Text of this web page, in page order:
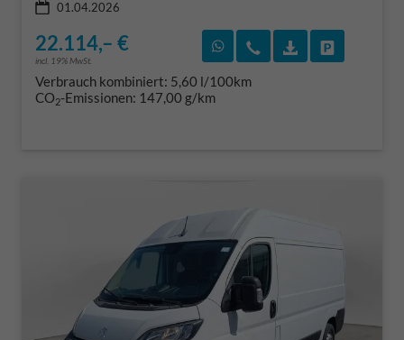
01.04.2026
22.114,– €
incl. 19% MwSt.
Rückruf vereinbaren
Wir rufen Sie an
Verbrauch kombiniert: 5,60 l/100km
CO2-Emissionen: 147,00 g/km